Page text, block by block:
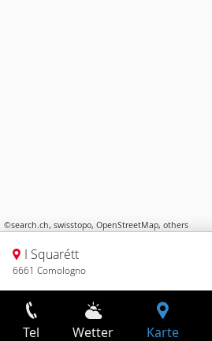
©search.ch, swisstopo, OpenStreetMap, others
I Squarétt
6661 Comologno
Tel Wetter Karte